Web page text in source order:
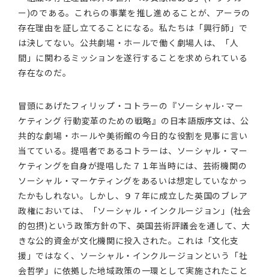
ー)のである。これらの事業を推し進めることが、アーラの
存在理由を証し立てることになる。私たちは「興行師」で
は決してない。公共劇場・ホールで働く劇場人は、「人
間」に関わるミッションを遂行することを求められている
存在なのだ。
冒頭にあげたフィリップ・コトラーの『ソーシャル･マー
ケティング 行動変革のための戦略』の日本語版序文は、公
共的な劇場・ホールや美術館の今日的な役割を見事に言い
当てている。提唱者であるコトラーは、ソーシャル・マー
ケティングを自身が提唱した７１年当時には、芸術機関の
ソーシャル・マーケティングをあるいは想定していなかっ
たかもしれない。しかし、９７年に成立した英国のブレア
政権においては、「ソーシャル・インクルージョン」(社会
的包摂)という政策方針の下、英国芸術評議会を通して、大
きな公的資金が文化機関に投入された。これは「文化支
援」ではなく、ソーシャル・インクルージョンという「社
会哲学」に依拠した地域政策の一環として実施されたこと